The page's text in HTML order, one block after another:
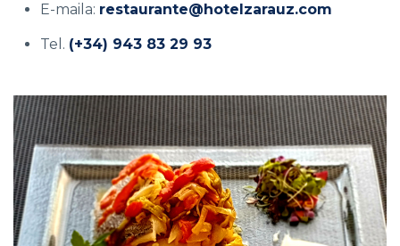
E-maila: restaurante@hotelzarauz.com
Tel. (+34) 943 83 29 93